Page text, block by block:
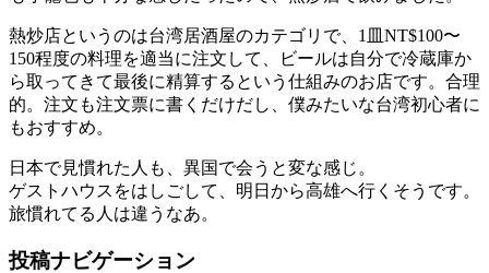
熱炒店というのは台湾居酒屋のカテゴリで、1皿NT$100〜
150程度の料理を適当に注文して、ビールは自分で冷蔵庫か
ら取ってきて最後に精算するという仕組みのお店です。合理
的。注文も注文票に書くだけだし、僕みたいな台湾初心者に
もおすすめ。
日本で見慣れた人も、異国で会うと変な感じ。
ゲストハウスをはしごして、明日から高雄へ行くそうです。
旅慣れてる人は違うなあ。
投稿ナビゲーション